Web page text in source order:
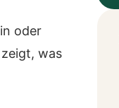
oder
was